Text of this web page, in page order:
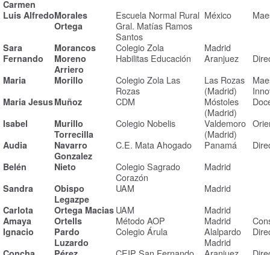
Carmen
Luis AlfredoMorales
Ortega
Escuela Normal Rural
Gral. Matías Ramos
Santos
México
Sara Morancos Colegio Zola Madrid
Fernando
Moreno
Arriero
Habilitas Educación Aranjuez
Maria Morillo
Colegio Zola Las
Rozas
Las Rozas
(Madrid)
Maria JesusMuñoz CDM
Móstoles
(Madrid)
Isabel
Murillo
Torrecilla
Colegio Nobelis
Valdemoro
(Madrid)
Audia
Navarro
Gonzalez
C.E. Mata Ahogado Panamá
Belén Nieto
Colegio Sagrado
Corazón
Madrid
Sandra
Obispo
Legazpe
UAM Madrid
Carlota Ortega Macias UAM Madrid
Amaya Ortells Método AOP Madrid
Ignacio
Pardo
Luzardo
Colegio Árula
Alalpardo
Madrid